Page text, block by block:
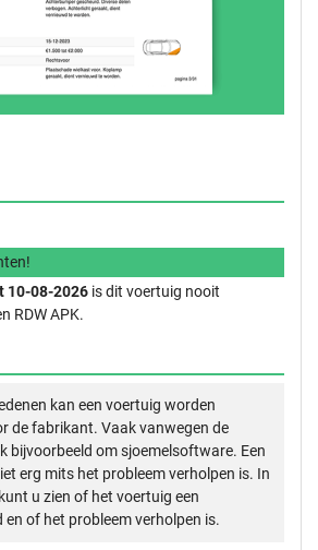
10-08-2026 is dit voertuig nooit
RDW APK.
kan een voertuig worden
de fabrikant. Vaak vanwegen de
bijvoorbeeld om sjoemelsoftware. Een
erg mits het probleem verholpen is. In
u zien of het voertuig een
of het probleem verholpen is.